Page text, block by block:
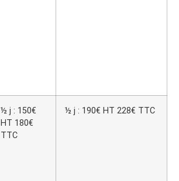
½ j : 150€
HT 180€
TTC
½ j : 190€ HT 228€ TTC